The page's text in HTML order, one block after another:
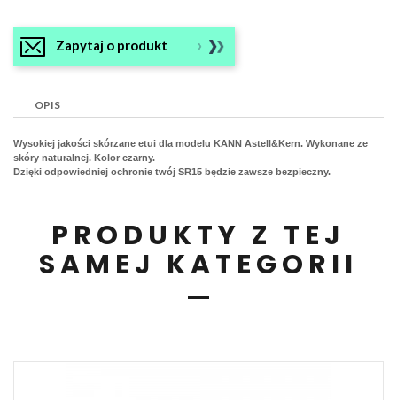
Zapytaj o produkt
OPIS
Wysokiej jakości skórzane etui dla modelu KANN Astell&Kern. Wykonane ze
skóry naturalnej. Kolor czarny.
Dzięki odpowiedniej ochronie twój SR15 będzie zawsze bezpieczny.
PRODUKTY Z TEJ
SAMEJ KATEGORII